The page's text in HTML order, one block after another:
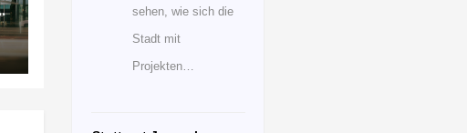
sehen, wie sich die
Stadt mit
Projekten…